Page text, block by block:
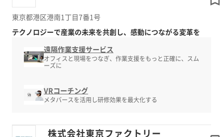
東京都港区港南1丁目7番1号
テクノロジーで産業の未来を共創し、感動につながる変革を
遠隔作業支援サービス
オフィスと現場をつなぎ、作業支援をもっと正確に、スム
ーズに
VRコーチング
メタバースを活用し研修効果を最大化する
株式会社東京ファクトリー